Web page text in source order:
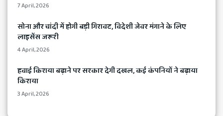
7 April, 2026
​सोना और चांदी में होगी बड़ी गिरावट, विदेशी जेवर मंगाने के लिए
लाइसेंस जरूरी
4 April, 2026
​हवाई किराया बढ़ाने पर सरकार देगी दखल, कई कंपनियों ने बढ़ाया
किराया
3 April, 2026